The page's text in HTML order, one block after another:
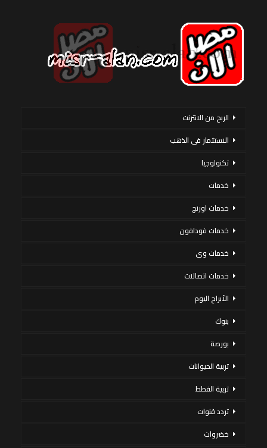
الربح من الانترنت
الاستثمار فى الذهب
تكنولوجيا
خدمات
خدمات اورنج
خدمات فودافون
خدمات وى
خدمات اتصالات
الأبراج اليوم
بنوك
بورصة
تربية الحيوانات
تربية القطط
تردد قنوات
خضروات